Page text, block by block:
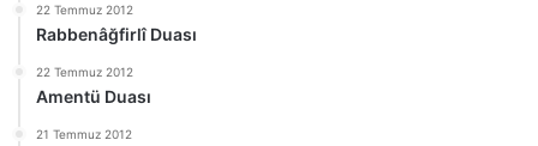
22 Temmuz 2012
Rabbenâğfirlî Duası
22 Temmuz 2012
Amentü Duası
21 Temmuz 2012